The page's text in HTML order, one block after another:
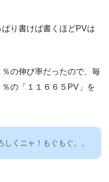
り書けば書くほどPVは
の伸び率だったので、毎
の「１１６６５PV」を
しくニャ！もぐもぐ。。